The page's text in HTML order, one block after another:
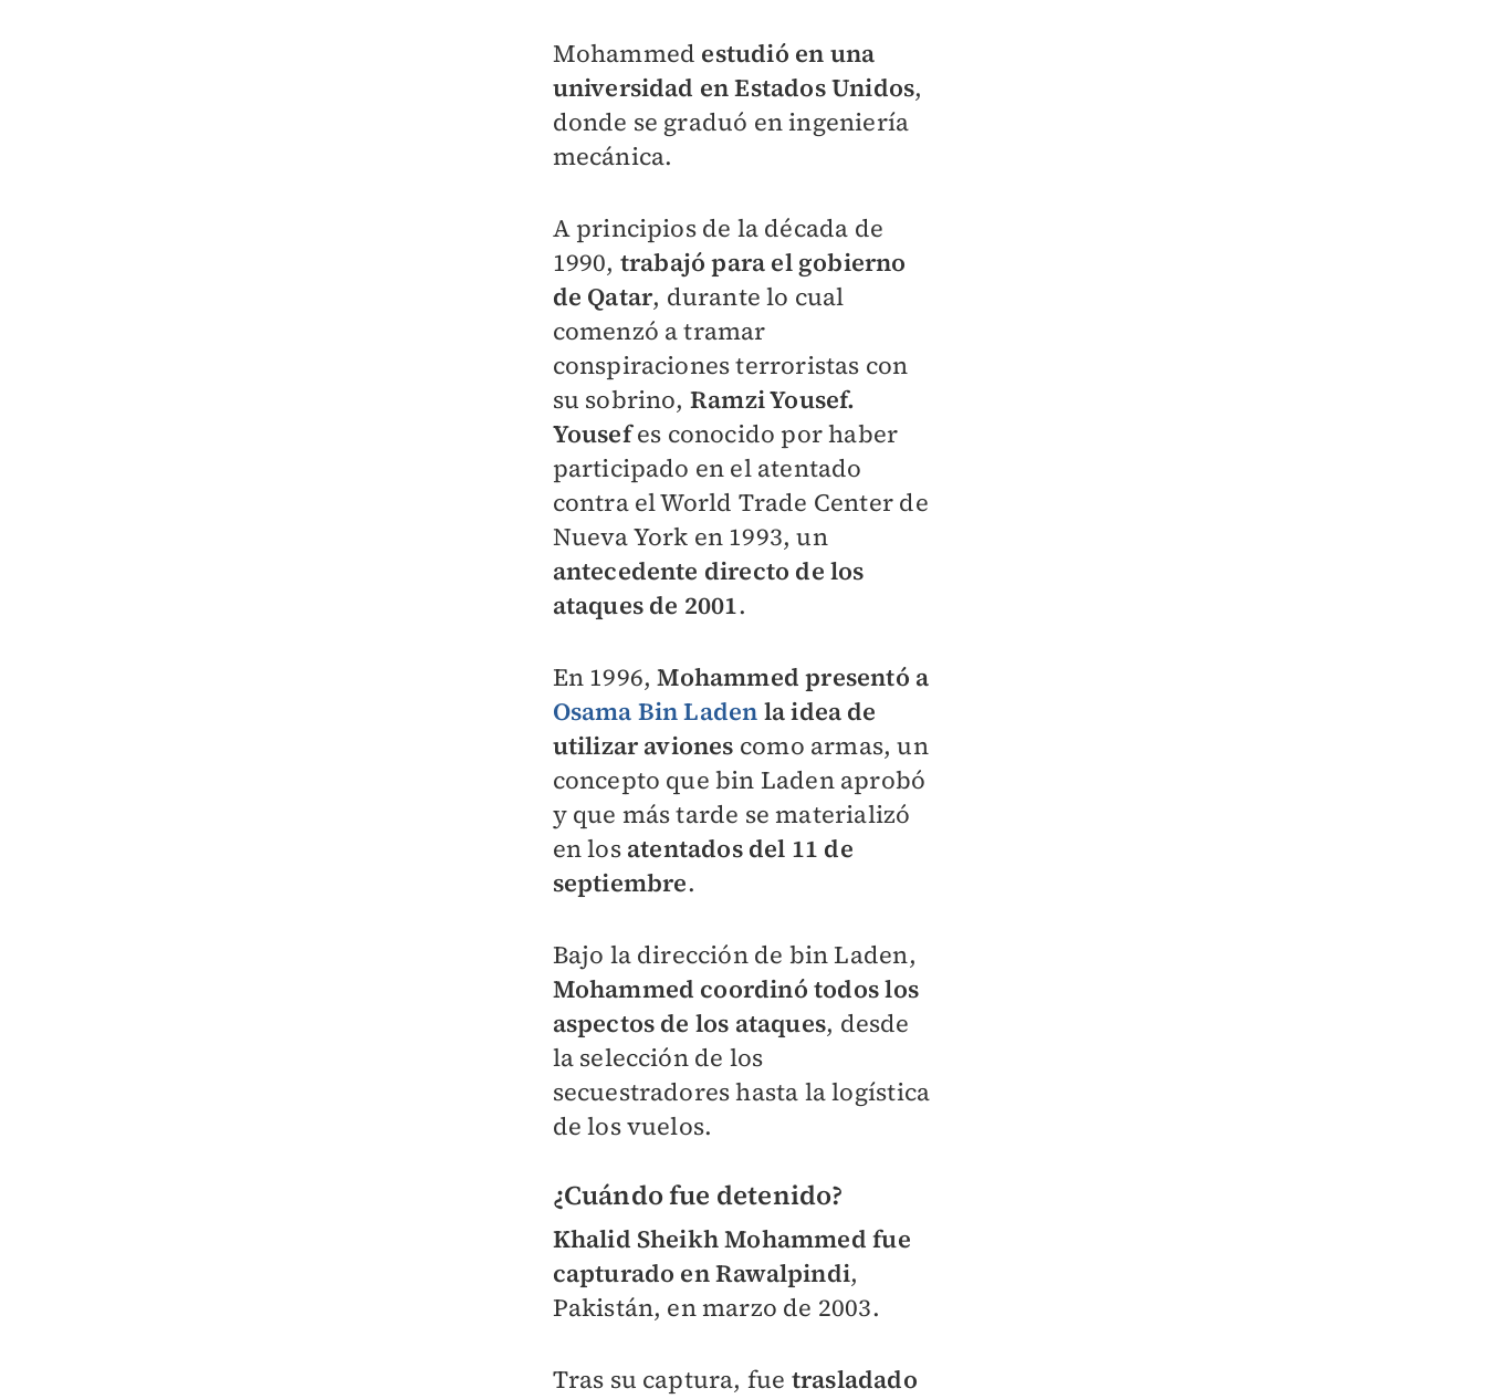
Mohammed estudió en una
universidad en Estados Unidos,
donde se graduó en ingeniería
mecánica.
A principios de la década de
1990, trabajó para el gobierno
de Qatar, durante lo cual
comenzó a tramar
conspiraciones terroristas con
su sobrino, Ramzi Yousef.
Yousefes conocido por haber
participado en el atentado
contra el World Trade Center de
Nueva York en 1993, un
antecedente directo de los
ataques de 2001.
En 1996,Mohammed presentó a
Osama Bin Laden la idea de
utilizar aviones como armas, un
concepto que bin Laden aprobó
y que más tarde se materializó
en los atentados del 11 de
septiembre.
Bajo la dirección de bin Laden,
Mohammed coordinó todos los
aspectos de los ataques, desde
la selección de los
secuestradores hasta la logística
de los vuelos.
¿Cuándo fue detenido?
Khalid Sheikh Mohammed fue
capturado en Rawalpindi,
Pakistán, en marzo de 2003.
Tras su captura, fue trasladado